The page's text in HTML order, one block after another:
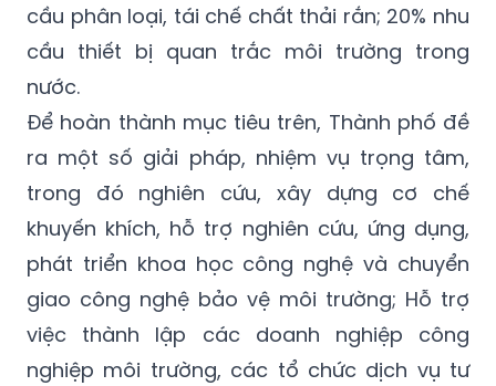
cầu phân loại, tái chế chất thải rắn; 20% nhu
cầu thiết bị quan trắc môi trường trong
nước.
Để hoàn thành mục tiêu trên, Thành phố đề
ra một số giải pháp, nhiệm vụ trọng tâm,
trong đó nghiên cứu, xây dựng cơ chế
khuyến khích, hỗ trợ nghiên cứu, ứng dụng,
phát triển khoa học công nghệ và chuyển
giao công nghệ bảo vệ môi trường; Hỗ trợ
việc thành lập các doanh nghiệp công
nghiệp môi trường, các tổ chức dịch vụ tư